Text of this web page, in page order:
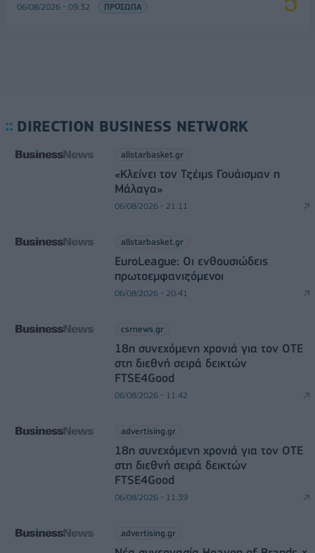
06/08/2026 - 09:32 ΠΡΟΣΩΠΑ
DIRECTION BUSINESS NETWORK
allstarbasket.gr
«Κλείνει τον Τζέιμς Γουάισμαν η
Μάλαγα»
06/08/2026 - 21:11
allstarbasket.gr
EuroLeague: Οι ενθουσιώδεις
πρωτοεμφανιζόμενοι
06/08/2026 - 20:41
csrnews.gr
18η συνεχόμενη χρονιά για τον ΟΤΕ
στη διεθνή σειρά δεικτών
FTSE4Good
06/08/2026 - 11:42
advertising.gr
18η συνεχόμενη χρονιά για τον ΟΤΕ
στη διεθνή σειρά δεικτών
FTSE4Good
06/08/2026 - 11:39
advertising.gr